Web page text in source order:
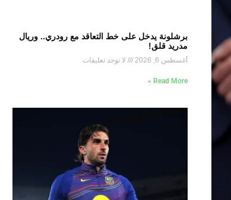
برشلونة يدخل على خط التعاقد مع رودري.. وريال
مدريد قلق!
أغسطس 6, 2026 لا توجد تعليقات
Read More »